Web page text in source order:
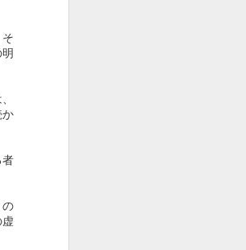
動を遂行
で活きて、
である。
機能低下の
化現象の先
〉の問題と
昇華させた